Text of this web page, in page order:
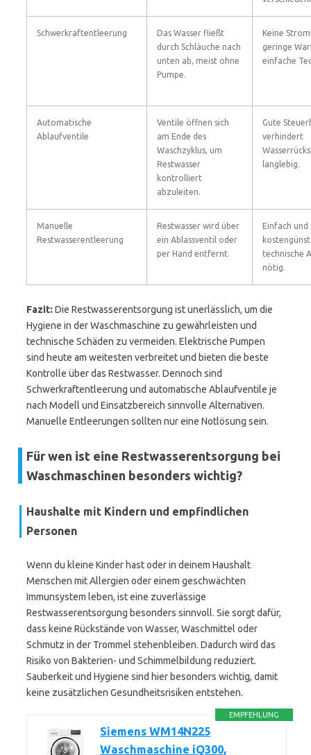
Schwerkraftentleerung
Das Wasser fließt
durch Schläuche nach
unten ab, meist ohne
Pumpe.
Keine
geringe
einfache
Automatische
Ablaufventile
Ventile öffnen sich
am Ende des
Waschzyklus, um
Restwasser
kontrolliert
abzuleiten.
Gute
verhindert
langlebig.
Manuelle
Restwasserentleerung
Restwasser wird über
ein Ablassventil oder
per Hand entfernt.
Einfach und
technische
nötig.
Fazit: Die Restwasserentsorgung ist unerlässlich, um die
Hygiene in der Waschmaschine zu gewährleisten und
technische Schäden zu vermeiden. Elektrische Pumpen
sind heute am weitesten verbreitet und bieten die beste
Kontrolle über das Restwasser. Dennoch sind
Schwerkraftentleerung und automatische Ablaufventile je
nach Modell und Einsatzbereich sinnvolle Alternativen.
Manuelle Entleerungen sollten nur eine Notlösung sein.
Für wen ist eine Restwasserentsorgung bei
Waschmaschinen besonders wichtig?
Haushalte mit Kindern und empfindlichen
Personen
Wenn du kleine Kinder hast oder in deinem Haushalt
Menschen mit Allergien oder einem geschwächten
Immunsystem leben, ist eine zuverlässige
Restwasserentsorgung besonders sinnvoll. Sie sorgt dafür,
dass keine Rückstände von Wasser, Waschmittel oder
Schmutz in der Trommel stehenbleiben. Dadurch wird das
Risiko von Bakterien- und Schimmelbildung reduziert.
Sauberkeit und Hygiene sind hier besonders wichtig, damit
keine zusätzlichen Gesundheitsrisiken entstehen.
EMPFEHLUNG
Siemens WM14N225
Waschmaschine iQ300,